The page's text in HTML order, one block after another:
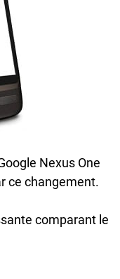
Nexus One
ce changement.
comparant le